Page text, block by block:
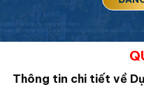
Thông tin chi tiết về